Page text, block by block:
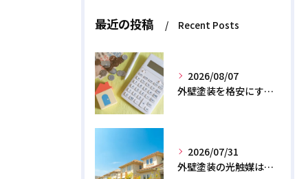
最近の投稿 Recent Posts
2026/08/07
外壁塗装を格安にする裏ワザ！専門店に直接頼むと数十万浮く？
2026/07/31
外壁塗装の光触媒は効果なし？デメリットと2026年のリアル